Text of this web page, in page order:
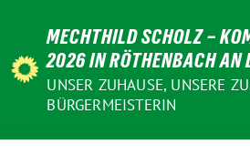
Inhalt
MECHTHILD SCHOLZ –
2026 IN RÖTHENBACH AN
UNSER ZUHAUSE, UNSERE
BÜRGERMEISTERIN